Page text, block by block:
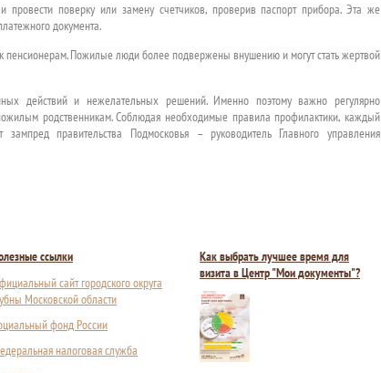
провести поверку или замену счетчиков, проверив паспорт прибора. Эта же
документа.
пенсионерам. Пожилые люди более подвержены внушению и могут стать жертвой
действий и нежелательных решений. Именно поэтому важно регулярно
родственникам. Соблюдая необходимые правила профилактики, каждый
зампред правительства Подмосковья – руководитель Главного управления
ссылки
сайт городского округа
Московской области
фонд России
налоговая служба
Как выбрать лучшее время для
визита в Центр "Мои документы"?